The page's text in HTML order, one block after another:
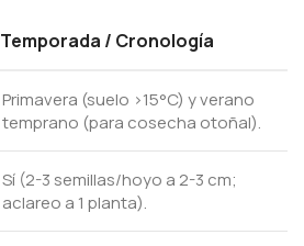
Temporada / Cronología
Primavera (suelo >15°C) y verano
temprano (para cosecha otoñal).
Sí (2-3 semillas/hoyo a 2-3 cm;
aclareo a 1 planta).